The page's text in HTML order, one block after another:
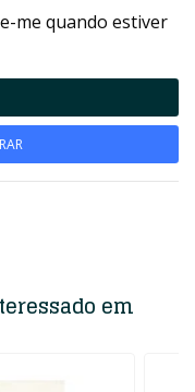
me quando estiver
em